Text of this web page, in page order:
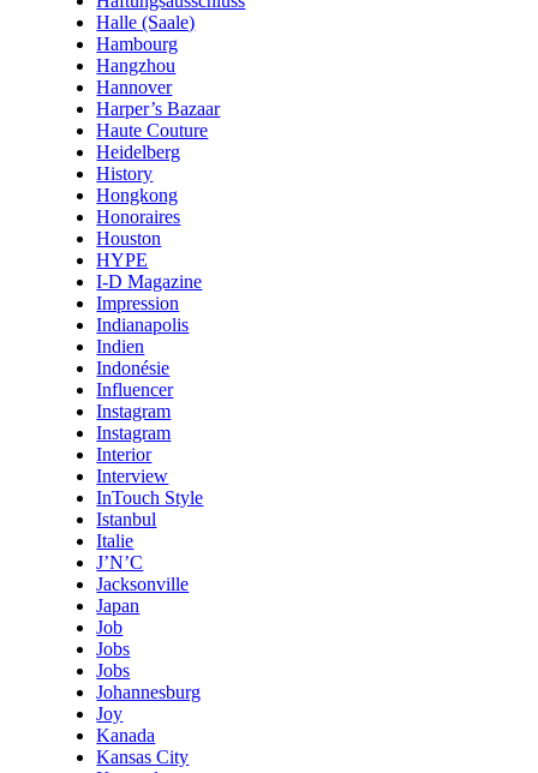
Halle (Saale)
Hambourg
Hangzhou
Hannover
Harper’s Bazaar
Haute Couture
Heidelberg
History
Hongkong
Honoraires
Houston
HYPE
I-D Magazine
Impression
Indianapolis
Indien
Indonésie
Influencer
Instagram
Instagram
Interior
Interview
InTouch Style
Istanbul
Italie
J’N’C
Jacksonville
Japan
Job
Jobs
Jobs
Johannesburg
Joy
Kanada
Kansas City